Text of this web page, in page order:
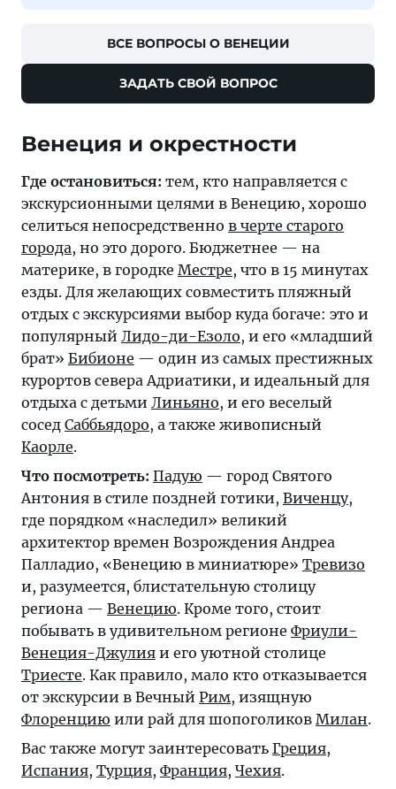
ВСЕ ВОПРОСЫ О ВЕНЕЦИИ
ЗАДАТЬ СВОЙ ВОПРОС
Венеция и окрестности
Где остановиться: тем, кто направляется с
экскурсионными целями в Венецию, хорошо
селиться непосредственно в черте старого
города, но это дорого. Бюджетнее — на
материке, в городке Местре, что в 15 минутах
езды. Для желающих совместить пляжный
отдых с экскурсиями выбор куда богаче: это и
популярный Лидо-ди-Езоло, и его «младший
брат» Бибионе — один из самых престижных
курортов севера Адриатики, и идеальный для
отдыха с детьми Линьяно, и его веселый
сосед Саббьядоро, а также живописный
Каорле.
Что посмотреть: Падую — город Святого
Антония в стиле поздней готики, Виченцу,
где порядком «наследил» великий
архитектор времен Возрождения Андреа
Палладио, «Венецию в миниатюре» Тревизо
и, разумеется, блистательную столицу
региона — Венецию. Кроме того, стоит
побывать в удивительном регионе Фриули-
Венеция-Джулия и его уютной столице
Триесте. Как правило, мало кто отказывается
от экскурсии в Вечный Рим, изящную
Флоренцию или рай для шопоголиков Милан.
Вас также могут заинтересовать Греция,
Испания, Турция, Франция, Чехия.